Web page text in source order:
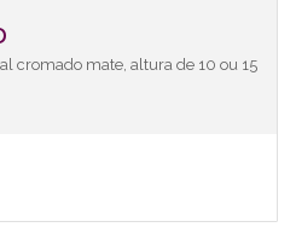
cromado mate, altura de 10 ou 15